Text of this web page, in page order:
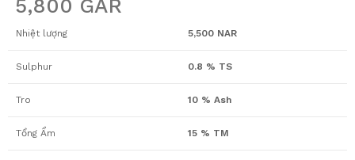
5,800 GAR
Nhiệt lượng 5,500 NAR
Sulphur 0.8 % TS
Tro 10 % Ash
Tổng Ẩm 15 % TM